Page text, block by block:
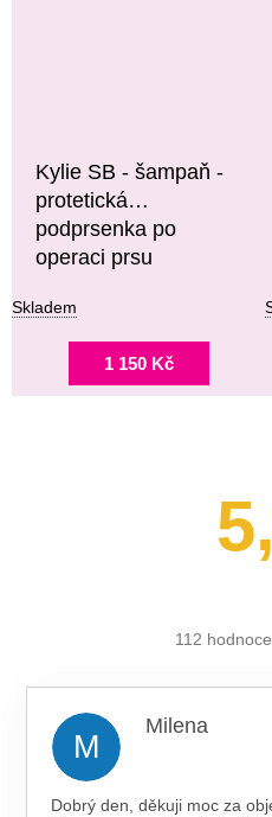
Kylie SB - šampaň -
protetická
podprsenka po
operaci prsu
Skladem
1 150 Kč
112
M
Milena
Dobrý den, děkuji moc za